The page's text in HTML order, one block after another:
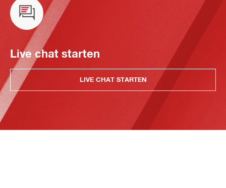
Live chat starten
LIVE CHAT STARTEN